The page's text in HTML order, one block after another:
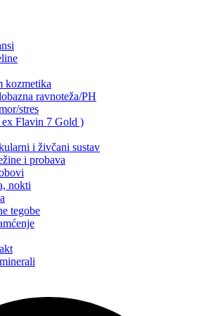
kozmetika
ravnoteža/PH
stres
Flavin 7 Gold )
i živčani sustav
i probava
nokti
tegobe